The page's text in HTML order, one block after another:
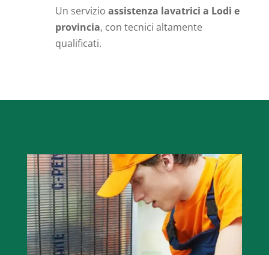
Un servizio assistenza lavatrici a Lodi e
provincia, con tecnici altamente
qualificati.